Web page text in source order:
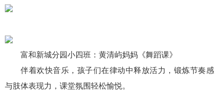
富和新城分园小四班：黄清屿妈妈《舞蹈课》
伴着欢快音乐，孩子们在律动中释放活力，锻炼节奏感
与肢体表现力，课堂氛围轻松愉悦。